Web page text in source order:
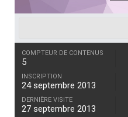
COMPTEUR DE CONTENUS
5
INSCRIPTION
24 septembre 2013
DERNIÈRE VISITE
27 septembre 2013